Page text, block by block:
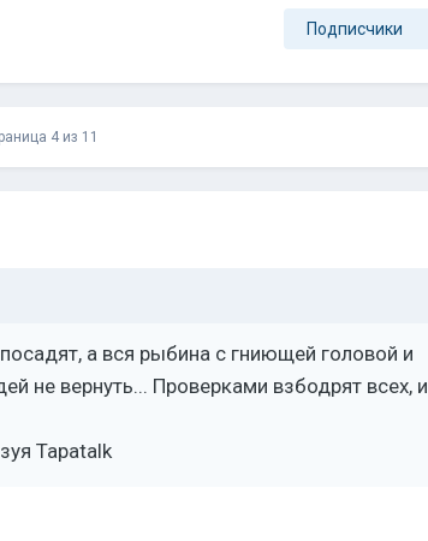
Подписчики
4 из 11
а вся рыбина с гниющей головой и
не вернуть... Проверками взбодрят всех, и
Tapatalk